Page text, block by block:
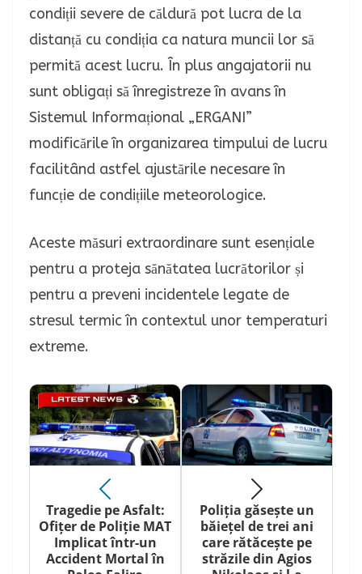
condiții severe de căldură pot lucra de la
distanță cu condiția ca natura muncii lor să
permită acest lucru. În plus angajatorii nu
sunt obligați să înregistreze în avans în
Sistemul Informațional „ERGANI”
modificările în organizarea timpului de lucru
facilitând astfel ajustările necesare în
funcție de condițiile meteorologice.
Aceste măsuri extraordinare sunt esențiale
pentru a proteja sănătatea lucrătorilor și
pentru a preveni incidentele legate de
stresul termic în contextul unor temperaturi
extreme.
Tragedie pe Asfalt:
Ofițer de Poliție MAT
Implicat într-un
Accident Mortal în
Poliția găsește un
băiețel de trei ani
care rătăcește pe
străzile din Agios